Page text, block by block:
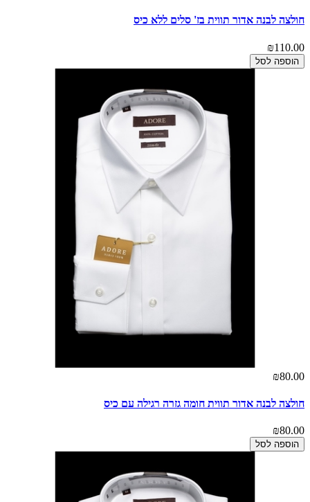
חולצה לבנה אדור תווית בז' סלים ללא כיס
₪110.00
הוספה לסל
₪80.00
חולצה לבנה אדור תווית חומה גזרה רגילה עם כיס
₪80.00
הוספה לסל